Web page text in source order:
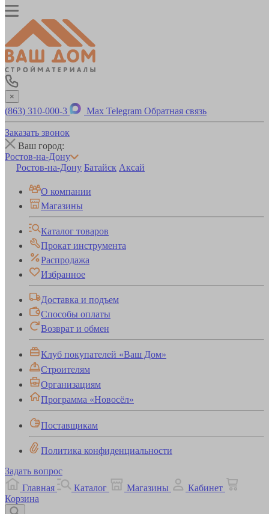
×
(863) 310-000-3 Max Telegram Обратная связь
Заказать звонок
Ваш город:
Ростов-на-Дону
Ростов-на-Дону Батайск Аксай
О компании
Магазины
Каталог товаров
Прокат инструмента
Распродажа
Избранное
Доставка и подъем
Способы оплаты
Возврат и обмен
Клуб покупателей «Ваш Дом»
Строителям
Организациям
Программа «Новосёл»
Поставщикам
Политика конфиденциальности
Задать вопрос
Главная
Каталог Магазины
Кабинет
Корзина